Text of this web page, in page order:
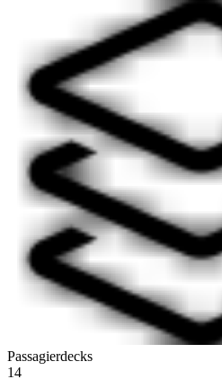
Passagierdecks
14